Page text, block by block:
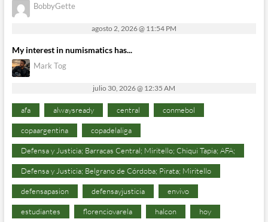
BobbyGette
agosto 2, 2026 @ 11:54 PM
My interest in numismatics has...
Mark Tog
julio 30, 2026 @ 12:35 AM
afa alwaysready central conmebol
copaargentina copadelaliga
Defensa y Justicia; Barracas Central; Miritello; Chiqui Tapia; AFA;
Defensa y Justicia; Belgrano de Córdoba; Pirata; Miritello
defensapasion defensayjusticia envivo
estudiantes florenciovarela halcon hoy